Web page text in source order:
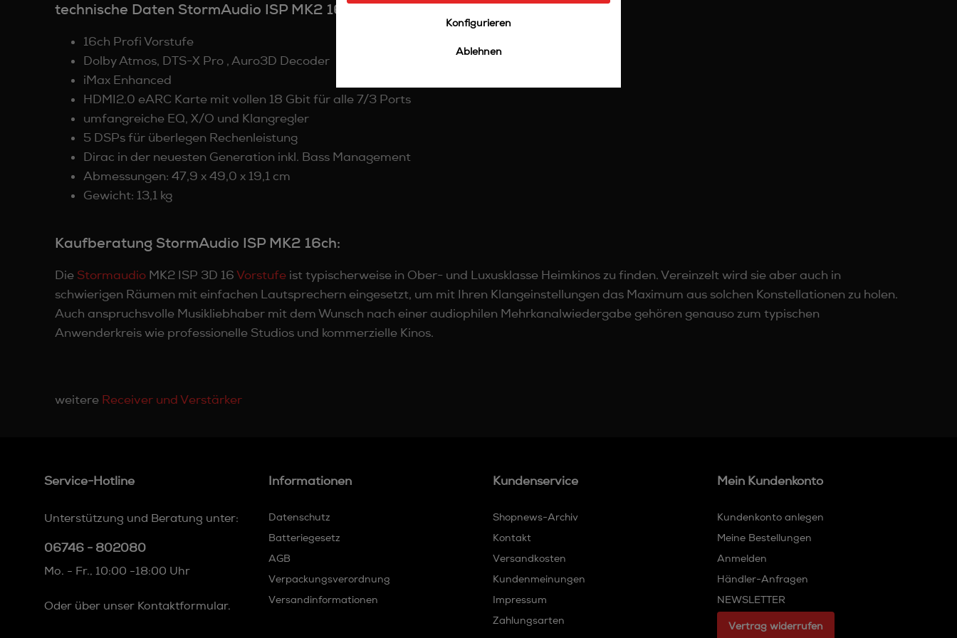
technische Daten StormAudio ISP MK2 16ch:
16ch Profi Vorstufe
Dolby Atmos, DTS-X Pro , Auro3D Decoder
iMax Enhanced
HDMI2.0 eARC Karte mit vollen 18 Gbit für alle 7/3 Ports
umfangreiche EQ, X/O und Klangregler
5 DSPs für überlegen Rechenleistung
Dirac in der neuesten Generation inkl. Bass Management
Abmessungen: 47,9 x 49,0 x 19,1 cm
Gewicht: 13,1 kg
Kaufberatung StormAudio ISP MK2 16ch:
Die Stormaudio MK2 ISP 3D 16Vorstufe ist typischerweise in Ober- und Luxusklasse Heimkinos zu finden. Vereinzelt wird sie aber auch in
schwierigen Räumen mit einfachen Lautsprechern eingesetzt, um mit Ihren Klangeinstellungen das Maximum aus solchen Konstellationen zu holen.
Auch anspruchsvolle Musikliebhaber mit dem Wunsch nach einer audiophilen Mehrkanalwiedergabe gehören genauso zum typischen
Anwenderkreis wie professionelle Studios und kommerzielle Kinos.
weitere Receiver und Verstärker
Service-Hotline
Unterstützung und Beratung unter:
06746 - 802080
Mo. - Fr., 10:00 -18:00 Uhr
Oder über unser Kontaktformular.
Informationen
Datenschutz
Batteriegesetz
AGB
Verpackungsverordnung
Versandinformationen
Kundenservice
Shopnews-Archiv
Kontakt
Versandkosten
Kundenmeinungen
Impressum
Zahlungsarten
Mein Kundenkonto
Kundenkonto anlegen
Meine Bestellungen
Anmelden
Händler-Anfragen
NEWSLETTER
Vertrag widerrufen
Konfigurieren
Ablehnen